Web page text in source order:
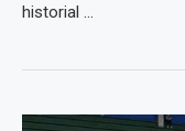
historial ...